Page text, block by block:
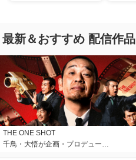
最新＆おすすめ 配信作品
THE ONE SHOT
千鳥・大悟が企画・プロデュー…